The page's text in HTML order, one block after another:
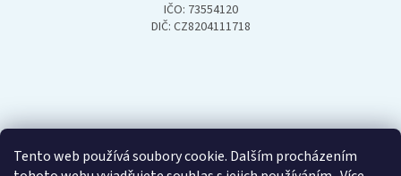
Tento web používá soubory cookie. Dalším procházením
IČO: 73554120
DIČ: CZ8204111718